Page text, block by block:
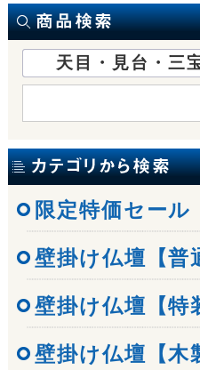
天目・見台・三
限定特価セール
壁掛け仏壇【普
壁掛け仏壇【特
壁掛け仏壇【木